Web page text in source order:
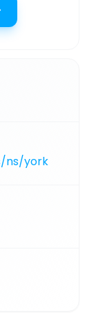
ns/york